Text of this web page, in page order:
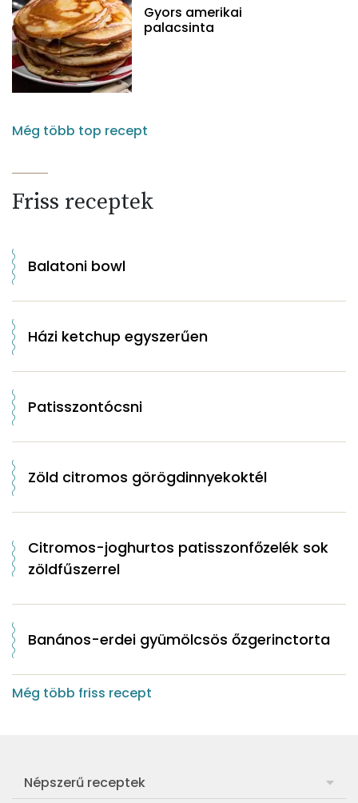
Gyors amerikai
palacsinta
Még több top recept
Friss receptek
Balatoni bowl
Házi ketchup egyszerűen
Patisszontócsni
Zöld citromos görögdinnyekoktél
Citromos-joghurtos patisszonfőzelék sok
zöldfűszerrel
Banános-erdei gyümölcsös őzgerinctorta
Még több friss recept
Népszerű receptek